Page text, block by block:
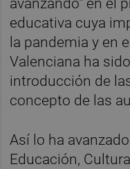
educativa cuya
la pandemia y en
Valenciana ha
introducción de
concepto de las
Así lo ha
Educación,